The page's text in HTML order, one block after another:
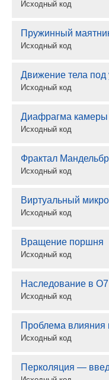
Исходный код
Пружинный
Исходный код
Движение тела под
Исходный код
Диафрагма камеры
Исходный код
Фрактал
Исходный код
Виртуальный
Исходный код
Вращение поршня
Исходный код
Наследование в O7
Исходный код
Проблема влияния
Исходный код
Перколяция —